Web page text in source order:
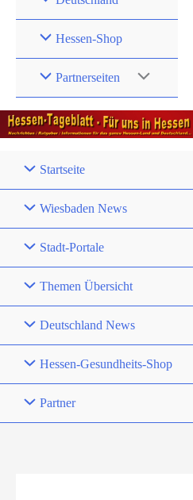
Hessen-Shop
Partnerseiten
Startseite
Wiesbaden News
Stadt-Portale
Themen Übersicht
Deutschland News
Hessen-Gesundheits-Shop
Partner